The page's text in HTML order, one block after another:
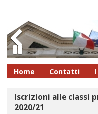
Previous
Pause
Home Contatti
Iscrizioni alle classi
2020/21